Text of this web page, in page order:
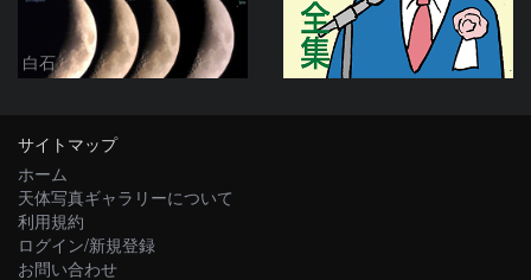
白石
サイトマップ
ホーム
天体写真ギャラリーについて
利用規約
ログイン/新規登録
お問い合わせ